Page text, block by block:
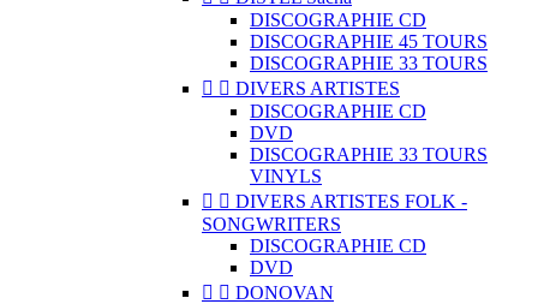
DISCOGRAPHIE CD
DISCOGRAPHIE 45 TOURS
DISCOGRAPHIE 33 TOURS
  DIVERS ARTISTES
DISCOGRAPHIE CD
DVD
DISCOGRAPHIE 33 TOURS
VINYLS
  DIVERS ARTISTES FOLK -
SONGWRITERS
DISCOGRAPHIE CD
DVD
  DONOVAN